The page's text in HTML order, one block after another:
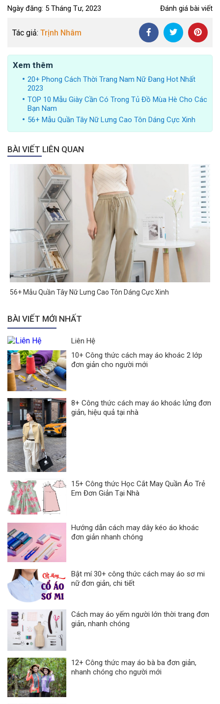
Không Làm Hư Giày
Tài Lộc
Ngày đăng: 5 Tháng Tư, 2023 Đánh giá bài viết
Tác giả: Trịnh Nhâm
Xem thêm
20+ Phong Cách Thời Trang Nam Nữ Đang Hot Nhất
2023
TOP 10 Mẫu Giày Cần Có Trong Tủ Đồ Mùa Hè Cho Các
Bạn Nam
56+ Mẫu Quần Tây Nữ Lưng Cao Tôn Dáng Cực Xinh
BÀI VIẾT LIÊN QUAN
56+ Mẫu Quần Tây Nữ Lưng Cao Tôn Dáng Cực Xinh
BÀI VIẾT MỚI NHẤT
Liên Hệ
10+ Công thức cách may áo khoác 2 lớp
đơn giản cho người mới
8+ Công thức cách may áo khoác lửng đơn
giản, hiệu quả tại nhà
15+ Công thức Học Cắt May Quần Áo Trẻ
Em Đơn Giản Tại Nhà
Hướng dẫn cách may dây kéo áo khoác
đơn giản nhanh chóng
Bật mí 30+ công thức cách may áo sơ mi
nữ đơn giản, chi tiết
Cách may áo yếm người lớn thời trang đơn
giản, nhanh chóng
12+ Công thức may áo bà ba đơn giản,
nhanh chóng cho người mới